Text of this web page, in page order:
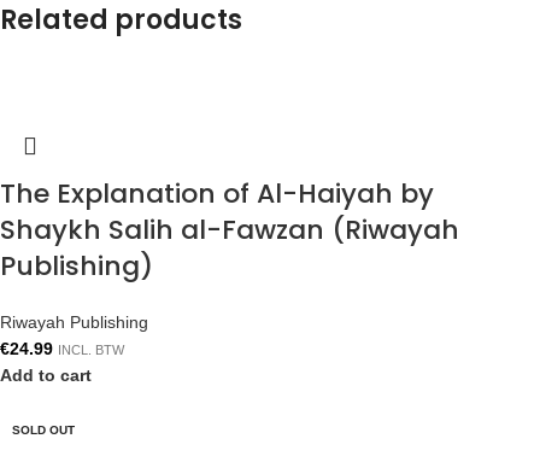
Related products
The Explanation of Al-Haiyah by
Shaykh Salih al-Fawzan (Riwayah
Publishing)
Riwayah Publishing
€24.99 INCL. BTW
Add to cart
SOLD OUT